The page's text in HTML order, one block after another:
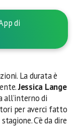
di
La durata è
Jessica Lange
all’interno di
per averci fatto
C’è da dire